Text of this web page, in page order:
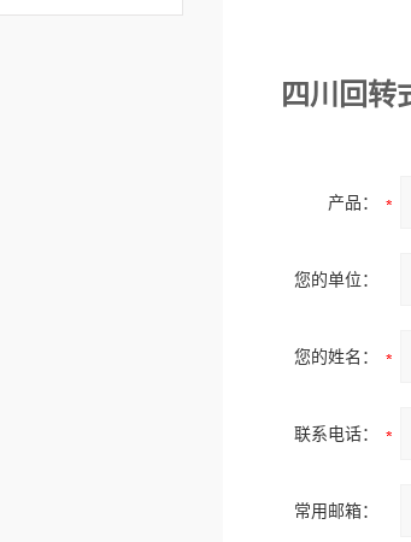
四川回转
产品：
您的单位：
您的姓名：
联系电话：
常用邮箱：